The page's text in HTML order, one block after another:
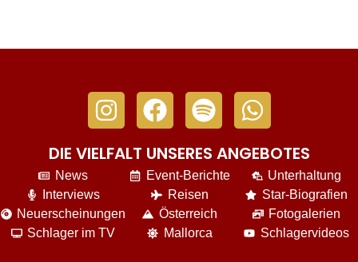
DIE VIELFALT UNSERES ANGEBOTES
News
Interviews
Neuerscheinungen
Schlager im TV
Event-Berichte
Reisen
Österreich
Mallorca
Unterhaltung
Star-Biografien
Fotogalerien
Schlagervideos